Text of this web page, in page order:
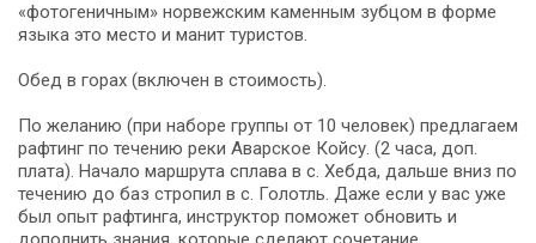
«фотогеничным» норвежским каменным зубцом в форме
языка это место и манит туристов.
Обед в горах (включен в стоимость).
По желанию (при наборе группы от 10 человек) предлагаем
рафтинг по течению реки Аварское Койсу. (2 часа, доп.
плата). Начало маршрута сплава в с. Хебда, дальше вниз по
течению до баз стропил в с. Голотль. Даже если у вас уже
был опыт рафтинга, инструктор поможет обновить и